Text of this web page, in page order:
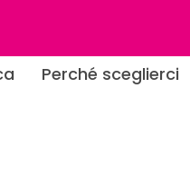
Perché sceglierci